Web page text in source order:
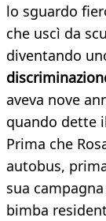
lo sguardo
che uscì da
diventando
aveva nove
quando dette
Prima che
autobus,
sua
bimba